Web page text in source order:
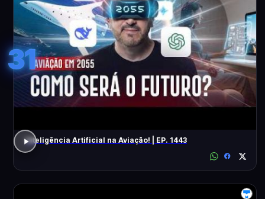
31
Inteligência Artificial na Aviação! | EP. 1443